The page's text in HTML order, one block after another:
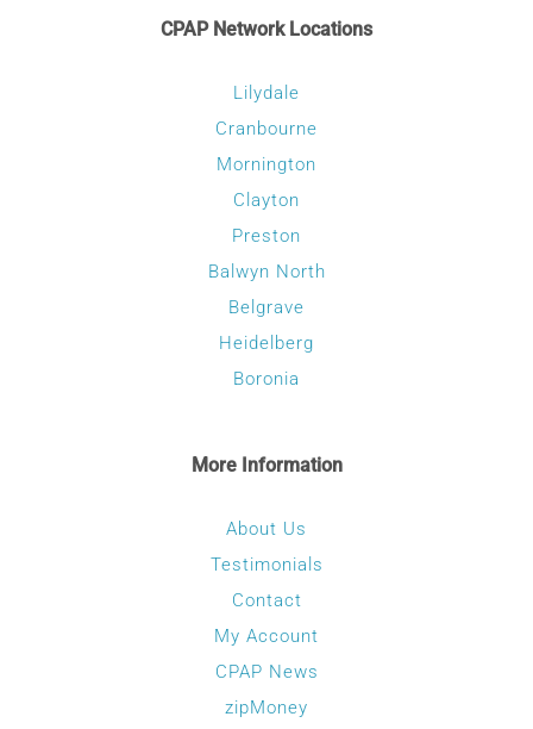
CPAP Network Locations
Lilydale
Cranbourne
Mornington
Clayton
Preston
Balwyn North
Belgrave
Heidelberg
Boronia
More Information
About Us
Testimonials
Contact
My Account
CPAP News
zipMoney